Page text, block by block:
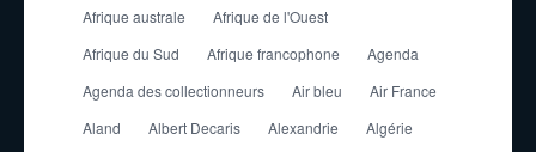
Afrique australe
Afrique de l'Ouest
Afrique du Sud
Afrique francophone
Agenda
Agenda des collectionneurs
Air bleu
Air France
Aland
Albert Decaris Alexandrie
Algérie